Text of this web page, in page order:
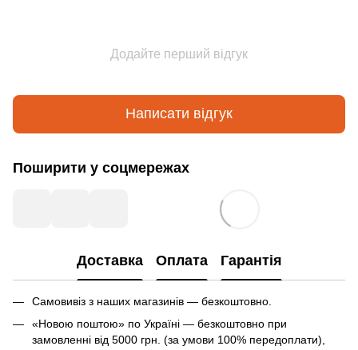
Додайте перший відгук
Написати відгук
Поширити у соцмережах
Доставка Оплата Гарантія
Самовивіз з наших магазинів — безкоштовно.
«Новою поштою» по Україні — безкоштовно при
замовленні від 5000 грн. (за умови 100% передоплати),